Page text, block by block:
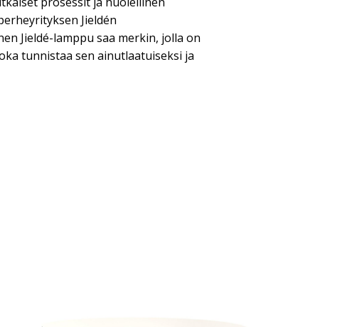
Jieldén
Jieldé-lamppu saa merkin, jolla on
tunnistaa sen ainutlaatuiseksi ja